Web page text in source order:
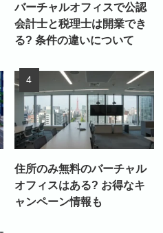
バーチャルオフィスで公認
会計士と税理士は開業でき
る? 条件の違いについて
住所のみ無料のバーチャル
オフィスはある? お得なキ
ャンペーン情報も